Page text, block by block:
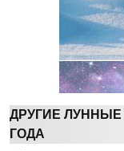
ДРУГИЕ ЛУННЫЕ
ГОДА